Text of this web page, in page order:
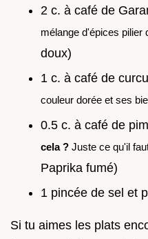
2 c. à café de
mélange d'épices pilier
doux)
1 c. à café de
couleur dorée et ses
0.5 c. à café de
cela ? Juste ce qu'il
Paprika fumé)
1 pincée de sel et
Si tu aimes les plats